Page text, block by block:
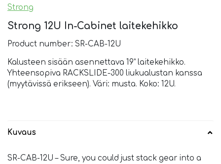
Strong
Strong 12U In-Cabinet laitekehikko
Product number: SR-CAB-12U
Kalusteen sisään asennettava 19” laitekehikko.
Yhteensopiva RACKSLIDE-300 liukualustan kanssa
(myytävissä erikseen). Väri: musta. Koko: 12U.
Kuvaus
SR-CAB-12U – Sure, you could just stack gear into a